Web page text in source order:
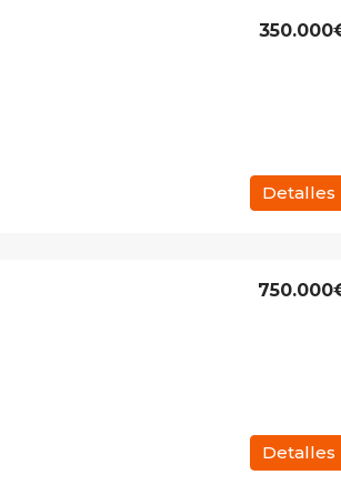
Detalles
Detalles